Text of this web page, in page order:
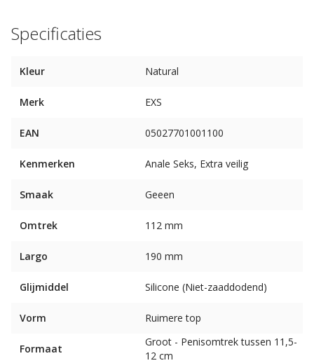
Specificaties
Kleur Natural
Merk EXS
EAN 05027701001100
Kenmerken Anale Seks, Extra veilig
Smaak Geeen
Omtrek 112 mm
Largo 190 mm
Glijmiddel Silicone (Niet-zaaddodend)
Vorm Ruimere top
Formaat
Groot - Penisomtrek tussen 11,5-
12 cm